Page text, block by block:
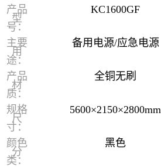
产品
型
号：
KC1600GF
主要
用
途：
备用电源/应急电源
产品
材
质：
全铜无刷
规格
尺
寸：
5600×2150×2800mm
颜色
分
类：
黑色